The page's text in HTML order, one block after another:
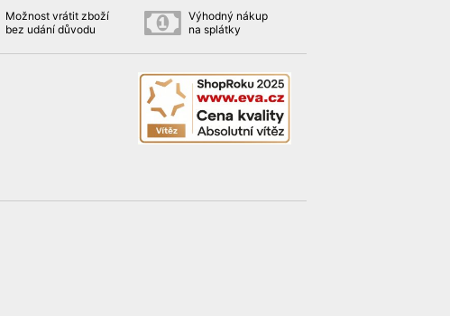
Možnost vrátit zboží
bez udání důvodu
Výhodný nákup
na splátky